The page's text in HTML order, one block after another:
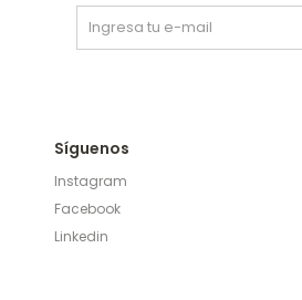
Síguenos
Instagram
Facebook
Linkedin